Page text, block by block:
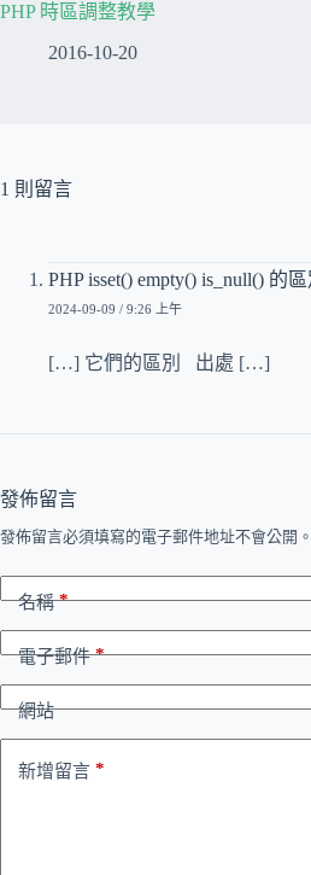
PHP 時區調整教學
2016-10-20
1 則留言
PHP isset() empty() is_null() 的
2024-09-09 / 9:26 上午
[…] 它們的區別 出處 […]
發佈留言
發佈留言必須填寫的電子郵件地址不會公開。
名稱*
電子郵件*
網站
新增留言 *